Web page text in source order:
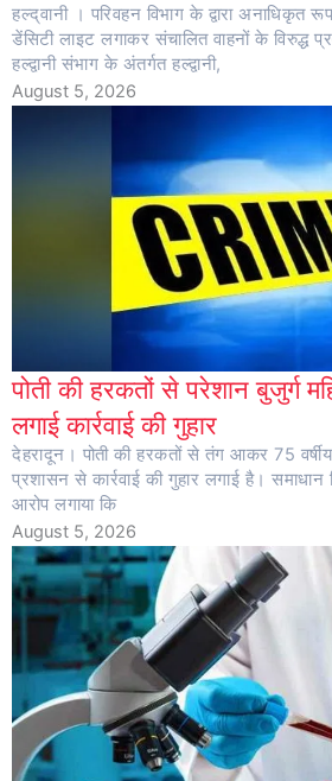
हल्द्वानी । परिवहन विभाग के द्वारा अनाधिकृत
डेंसिटी लाइट लगाकर संचालित वाहनों के विरुद्ध
हल्द्वानी संभाग के अंतर्गत हल्द्वानी,
August 5, 2026
पोती की हरकतों से परेशान बुजुर्ग
लगाई कार्रवाई की गुहार
देहरादून। पोती की हरकतों से तंग आकर 75
प्रशासन से कार्रवाई की गुहार लगाई है। समाधान
आरोप लगाया कि
August 5, 2026